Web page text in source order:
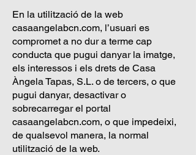
En la utilització de la web
casaangelabcn.com, l’usuari es
compromet a no dur a terme cap
conducta que pugui danyar la imatge,
els interessos i els drets de Casa
Àngela Tapas, S.L. o de tercers, o que
pugui danyar, desactivar o
sobrecarregar el portal
casaangelabcn.com, o que impedeixi,
de qualsevol manera, la normal
utilització de la web.